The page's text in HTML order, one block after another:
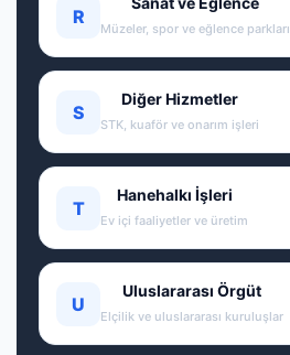
R
Müzeler, spor ve eğlence parkları
S
Diğer Hizmetler
STK, kuaför ve onarım işleri
T
Hanehalkı İşleri
Ev içi faaliyetler ve üretim
U
Uluslararası Örgüt
Elçilik ve uluslararası kuruluşlar